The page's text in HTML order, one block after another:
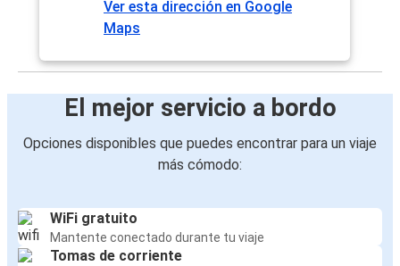
Ver esta dirección en Google
Maps
El mejor servicio a bordo
Opciones disponibles que puedes encontrar para un viaje
más cómodo:
WiFi gratuito
Mantente conectado durante tu viaje
Tomas de corriente